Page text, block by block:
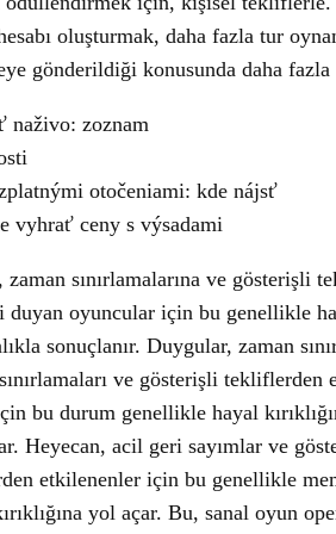
oluşturmak, daha fazla tur
gönderildiği konusunda daha
naživo: zoznam
otočeniami: kde nájsť
vyhrať ceny s výsadami
sınırlamalarına ve
oyuncular için bu genellikle
sonuçlanır. Duygular, zaman
ve gösterişli
bu durum genellikle hayal
Heyecan, acil geri sayımlar ve
etkilenenler için bu genellikle
yol açar. Bu, sanal oyun